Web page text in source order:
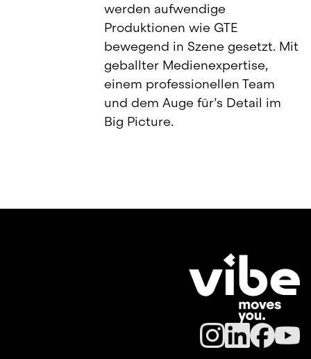
werden aufwendige
Produktionen wie GTE
bewegend in Szene gesetzt. Mit
geballter Medienexpertise,
einem professionellen Team
und dem Auge für’s Detail im
Big Picture.